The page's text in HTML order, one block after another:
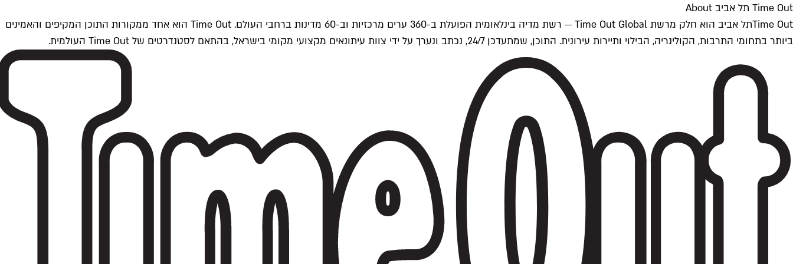
Time Out תל אביב About
Time Outתל אביב הוא חלק מרשת Time Out Global — רשת מדיה בינלאומית הפועלת ב-360 ערים מרכזיות וב-60 מדינות ברחבי העולם. Time Out הוא אחד ממקורות התוכן המקיפים והאמינים
ביותר בתחומי התרבות, הקולינריה, הבילוי ותיירות עירונית. התוכן, שמתעדכן 24/7, נכתב ונערך על ידי צוות עיתונאים מקצועי מקומי בישראל, בהתאם לסטנדרטים של Time Out העולמית.